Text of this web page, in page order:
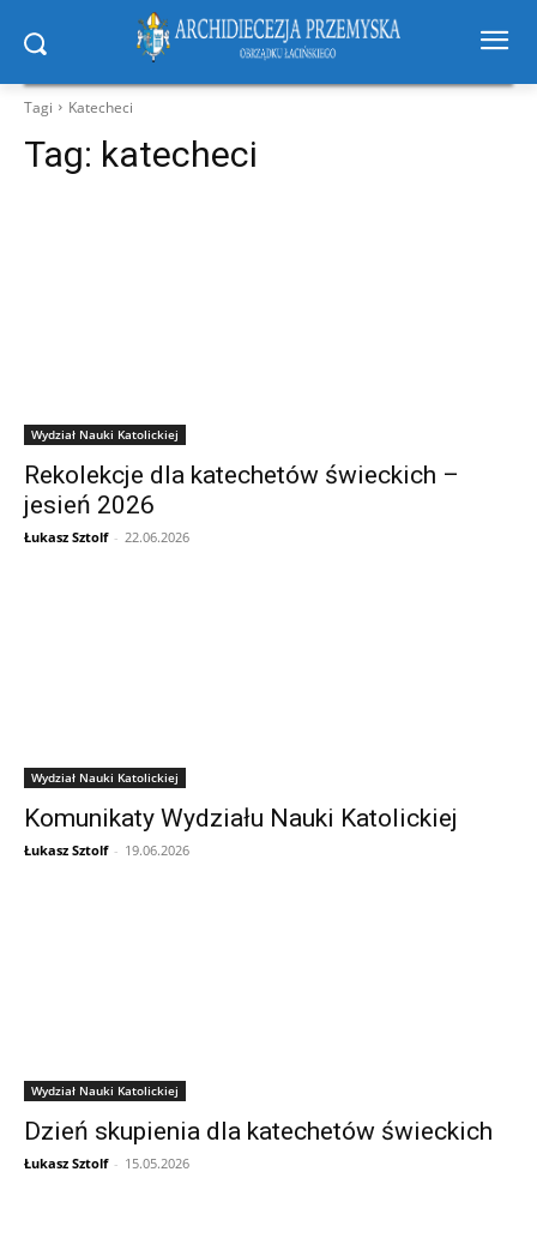
Tagi Katecheci
Tag: katecheci
Wydział Nauki Katolickiej
Rekolekcje dla katechetów świeckich –
jesień 2026
Łukasz Sztolf - 22.06.2026
Wydział Nauki Katolickiej
Komunikaty Wydziału Nauki Katolickiej
Łukasz Sztolf - 19.06.2026
Wydział Nauki Katolickiej
Dzień skupienia dla katechetów świeckich
Łukasz Sztolf - 15.05.2026